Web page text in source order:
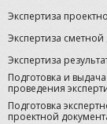
Экспертиза
Экспертиза
Экспертиза
Подготовка и
проведения
Подготовка
проектной